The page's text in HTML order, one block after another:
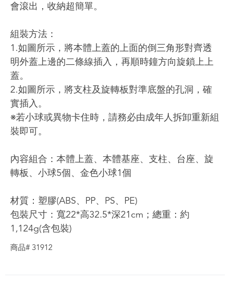
會滾出，收納超簡單。
組裝方法：
1.如圖所示，將本體上蓋的上面的倒三角形對齊透
明外蓋上邊的二條線插入，再順時鐘方向旋鎖上上
蓋。
2.如圖所示，將支柱及旋轉板對準底盤的孔洞，確
實插入。
※若小球或異物卡住時，請務必由成年人拆卸重新組
裝即可。
內容組合：本體上蓋、本體基座、支柱、台座、旋
轉板、小球5個、金色小球1個
材質：塑膠(ABS、PP、PS、PE)
包裝尺寸：寬22*高32.5*深21cm；總重：約
1,124g(含包裝)
商品# 31912